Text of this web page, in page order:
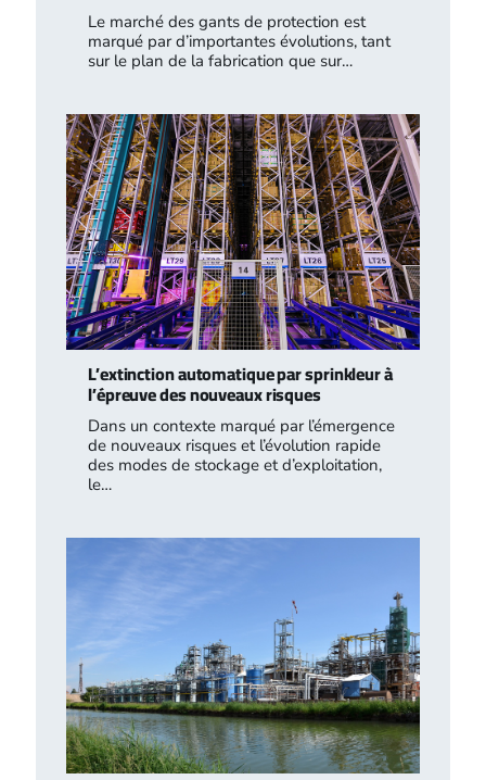
Le marché des gants de protection est
marqué par d’importantes évolutions, tant
sur le plan de la fabrication que sur…
L’extinction automatique par sprinkleur à
l’épreuve des nouveaux risques
Dans un contexte marqué par l’émergence
de nouveaux risques et l’évolution rapide
des modes de stockage et d’exploitation,
le…